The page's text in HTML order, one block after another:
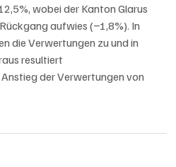
wobei der Kanton Glarus
aufwies (−1,8%). In
die Verwertungen zu und in
resultiert
der Verwertungen von